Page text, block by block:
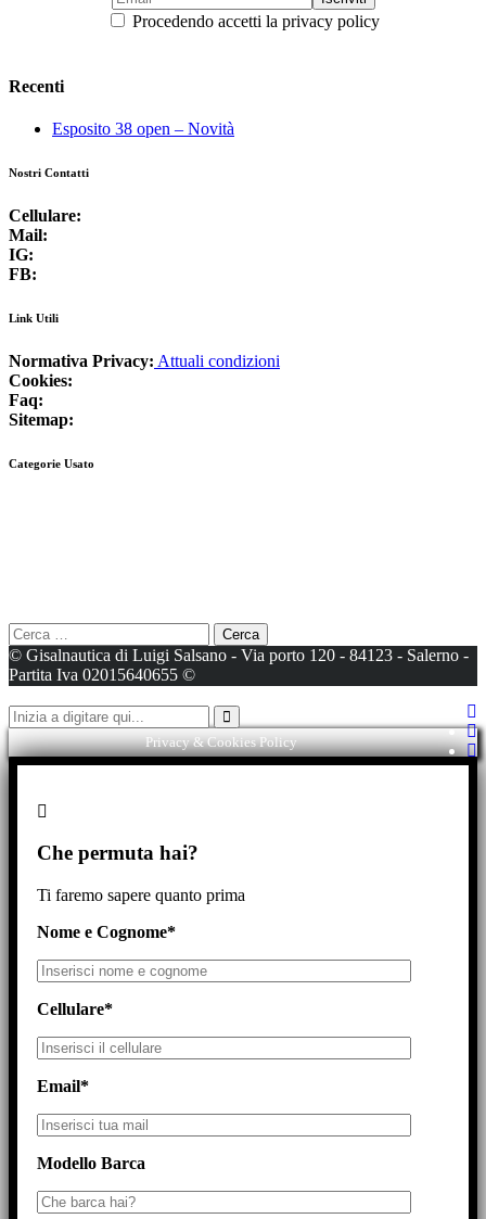
Procedendo accetti la privacy policy
Recenti
Esposito 38 open – Novità
Nostri Contatti
Cellulare:
Mail:
IG:
FB:
Link Utili
Normativa Privacy: Attuali condizioni
Cookies:
Faq:
Sitemap:
Categorie Usato
Ricerca
per:
© Gisalnautica di Luigi Salsano - Via porto 120 - 84123 - Salerno -
Partita Iva 02015640655 ©
Privacy & Cookies Policy
Che permuta hai?
Ti faremo sapere quanto prima
Nome e Cognome*
Cellulare*
Email*
Modello Barca